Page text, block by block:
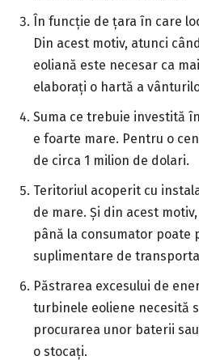
În funcție de țara în care
Din acest motiv, atunci
eoliană este necesar ca
elaborați o hartă a
Suma ce trebuie investită
e foarte mare. Pentru o
de circa 1 milion de dolari.
Teritoriul acoperit cu
de mare. Și din acest
până la consumator poate
suplimentare de
Păstrarea excesului de
turbinele eoliene necesită
procurarea unor baterii
o stocați.